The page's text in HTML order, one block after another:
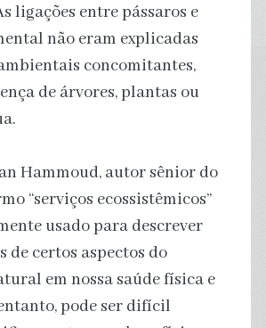
ligações entre pássaros e
não eram explicadas
concomitantes,
de árvores, plantas ou
Hammoud, autor sênior do
“serviços ecossistêmicos”
usado para descrever
de certos aspectos do
em nossa saúde física e
pode ser difícil